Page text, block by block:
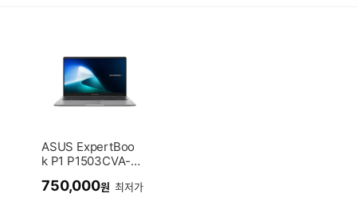
ASUS ExpertBoo
k P1 P1503CVA-S
B)
750,000원 최저가